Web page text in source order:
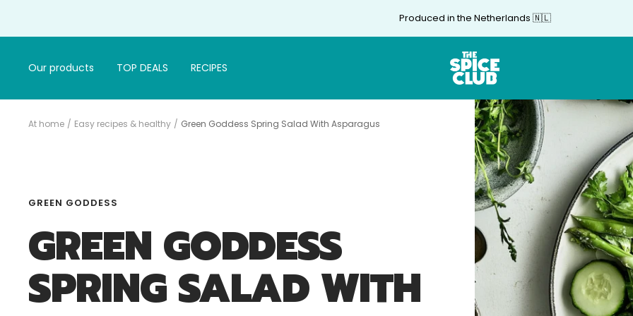
Produced in the Netherlands 🇳🇱
Our products TOP DEALS RECIPES
The
Spice
At home Easy recipes & healthy Green Goddess Spring Salad With Asparagus
GREEN GODDESS
GREEN GODDESS
SPRING SALAD WITH